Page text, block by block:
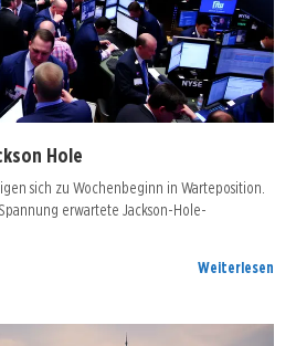
Hole
sich zu Wochenbeginn in Warteposition.
erwartete Jackson-Hole-
Weiterlesen